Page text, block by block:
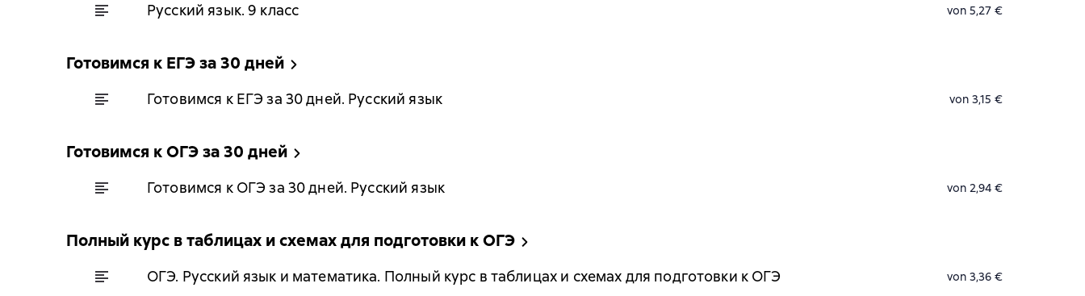
Русский язык. 9 класс von 5,27 €
Готовимся к ЕГЭ за 30 дней
Готовимся к ЕГЭ за 30 дней. Русский язык von 3,15 €
Готовимся к ОГЭ за 30 дней
Готовимся к ОГЭ за 30 дней. Русский язык von 2,94 €
Полный курс в таблицах и схемах для подготовки к ОГЭ
ОГЭ. Русский язык и математика. Полный курс в таблицах и схемах для подготовки к ОГЭ von 3,36 €